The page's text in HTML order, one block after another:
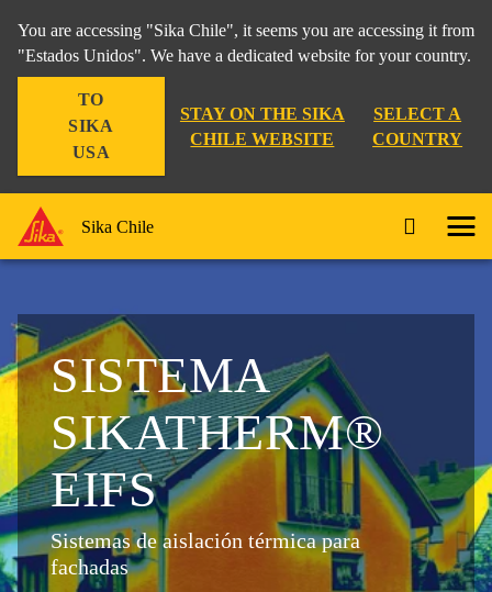
You are accessing "Sika Chile", it seems you are accessing it from
"Estados Unidos". We have a dedicated website for your country.
TO
SIKA
USA
STAY ON THE SIKA
CHILE WEBSITE
SELECT A
COUNTRY
Sika Chile
SISTEMA
SIKATHERM®
EIFS
Sistemas de aislación térmica para
fachadas